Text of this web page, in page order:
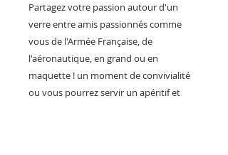
Partagez votre passion autour d'un
verre entre amis passionnés comme
vous de l'Armée Française, de
l'aéronautique, en grand ou en
maquette ! un moment de convivialité
ou vous pourrez servir un apéritif et